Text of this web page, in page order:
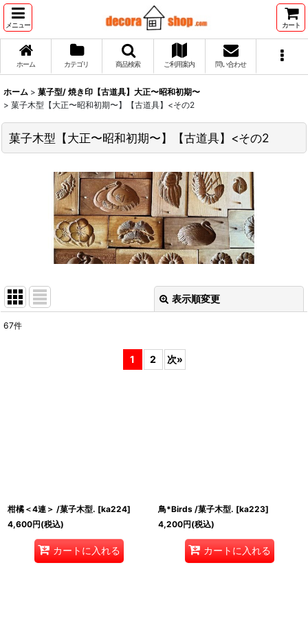
メニュー カート
ホーム カテゴリ 商品検索 ご利用案内 問い合わせ
ホーム > 菓子型/ 焼き印【古道具】大正〜昭和初期〜
> 菓子木型【大正〜昭和初期〜】【古道具】<その2
菓子木型【大正〜昭和初期〜】【古道具】<その2
表示順変更
67件
1 2 次»
柑橘＜4連＞ /菓子木型. [ka224]
4,600円(税込)
カートに入れる
鳥*Birds /菓子木型. [ka223]
4,200円(税込)
カートに入れる